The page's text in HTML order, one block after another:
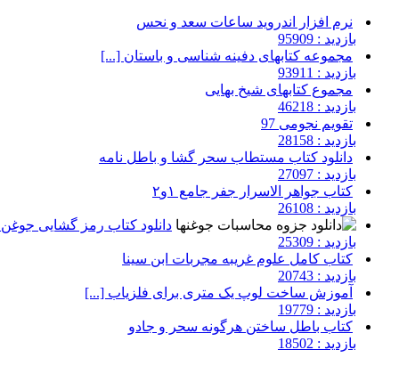
نرم افزار اندروید ساعات سعد و نحس
بازدید : 95909
مجموعه کتابهای دفینه شناسی و باستان [...]
بازدید : 93911
مجموع کتابهای شیخ بهایی
بازدید : 46218
تقویم نجومی 97
بازدید : 28158
دانلود کتاب مستطاب سحر گشا و باطل نامه
بازدید : 27097
کتاب جواهر الاسرار جفر جامع ۱و۲
بازدید : 26108
دانلود کتاب رمز گشایی
بازدید : 25309
کتاب کامل علوم غریبه مجربات ابن سینا
بازدید : 20743
آموزش ساخت لوپ یک متری برای فلزیاب [...]
بازدید : 19779
کتاب باطل ساختن هرگونه سحر و جادو
بازدید : 18502